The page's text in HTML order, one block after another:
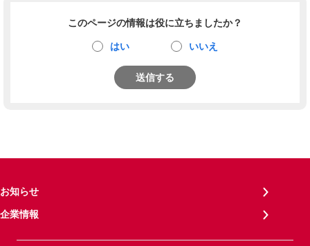
このページの情報は役に立ちましたか？
はい いいえ
送信する
お知らせ
企業情報